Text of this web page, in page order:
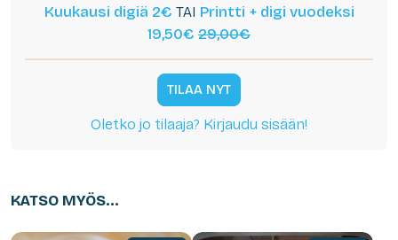
Kuukausi digiä 2€ TAI Printti + digi vuodeksi
19,50€ 29,00€
TILAA NYT
Oletko jo tilaaja? Kirjaudu sisään!
KATSO MYÖS...